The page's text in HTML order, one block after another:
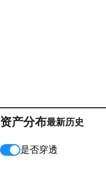
资产分布最新历史
是否穿透